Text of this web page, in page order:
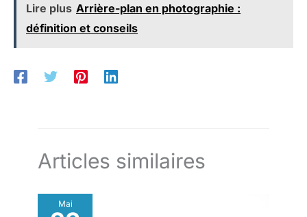
Lire plus Arrière-plan en photographie :
définition et conseils
Articles similaires
Mai